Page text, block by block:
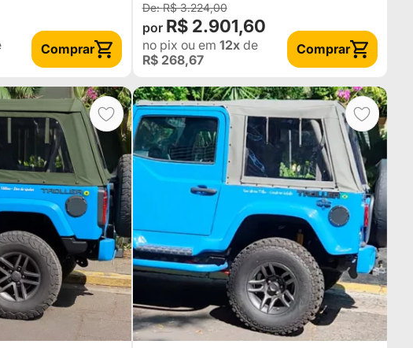
Comprar
R$ 3.224,00
R$ 2.901,60
no pix ou em 12xde
R$ 268,67
Comprar